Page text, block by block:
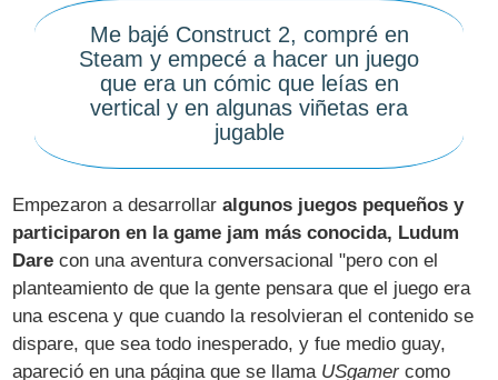
Me bajé Construct 2, compré en
Steam y empecé a hacer un juego
que era un cómic que leías en
vertical y en algunas viñetas era
jugable
Empezaron a desarrollar algunos juegos pequeños y
participaron en la game jam más conocida, Ludum
Dare con una aventura conversacional "pero con el
planteamiento de que la gente pensara que el juego era
una escena y que cuando la resolvieran el contenido se
dispare, que sea todo inesperado, y fue medio guay,
apareció en una página que se llama USgamercomo